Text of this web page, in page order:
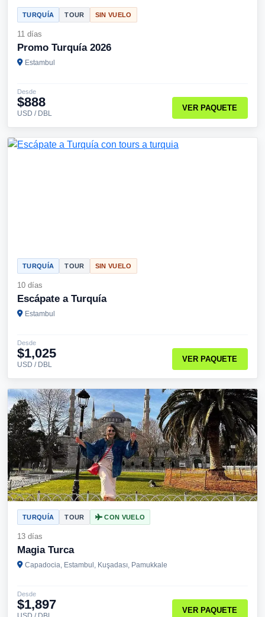
TURQUÍA TOUR SIN VUELO
11 días
Promo Turquía 2026
Estambul
Desde
$888
USD / DBL
VER PAQUETE
TURQUÍA TOUR SIN VUELO
10 días
Escápate a Turquía
Estambul
Desde
$1,025
USD / DBL
VER PAQUETE
TURQUÍA TOUR CON VUELO
13 días
Magia Turca
Capadocia, Estambul, Kuşadası, Pamukkale
Desde
$1,897 VER PAQUETE